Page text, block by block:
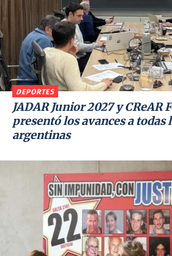
DEPORTES
JADAR Junior 2027 y CReAR
presentó los avances a todas
argentinas